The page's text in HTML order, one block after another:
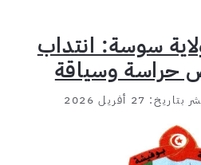
سوسة: انتداب
بتاريخ: 27 أفريل 2026